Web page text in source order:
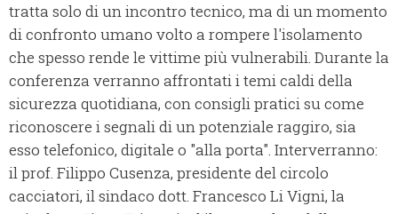
tratta solo di un incontro tecnico, ma di un momento
di confronto umano volto a rompere l'isolamento
che spesso rende le vittime più vulnerabili. Durante la
conferenza verranno affrontati i temi caldi della
sicurezza quotidiana, con consigli pratici su come
riconoscere i segnali di un potenziale raggiro, sia
esso telefonico, digitale o "alla porta". Interverranno:
il prof. Filippo Cusenza, presidente del circolo
cacciatori, il sindaco dott. Francesco Li Vigni, la